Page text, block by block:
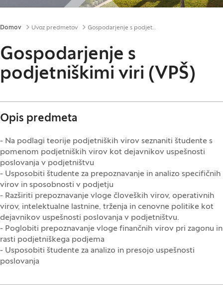
Drobtinice
Domov Uvoz predmetov Gospodarjenje s podjetniškimi viri (VPŠ)
Gospodarjenje s
podjetniškimi viri (VPŠ)
Opis predmeta
- Na podlagi teorije podjetniških virov seznaniti študente s
pomenom podjetniških virov kot dejavnikov uspešnosti
poslovanja v podjetništvu
- Usposobiti študente za prepoznavanje in analizo specifičnih
virov in sposobnosti v podjetju
- Razširiti prepoznavanje vloge človeških virov, operativnih
virov, intelektualne lastnine, trženja in cenovne politike kot
dejavnikov uspešnosti poslovanja v podjetništvu.
- Poglobiti prepoznavanje vloge finančnih virov pri zagonu in
rasti podjetniškega podjema
- Usposobiti študente za analizo in presojo uspešnosti
poslovanja